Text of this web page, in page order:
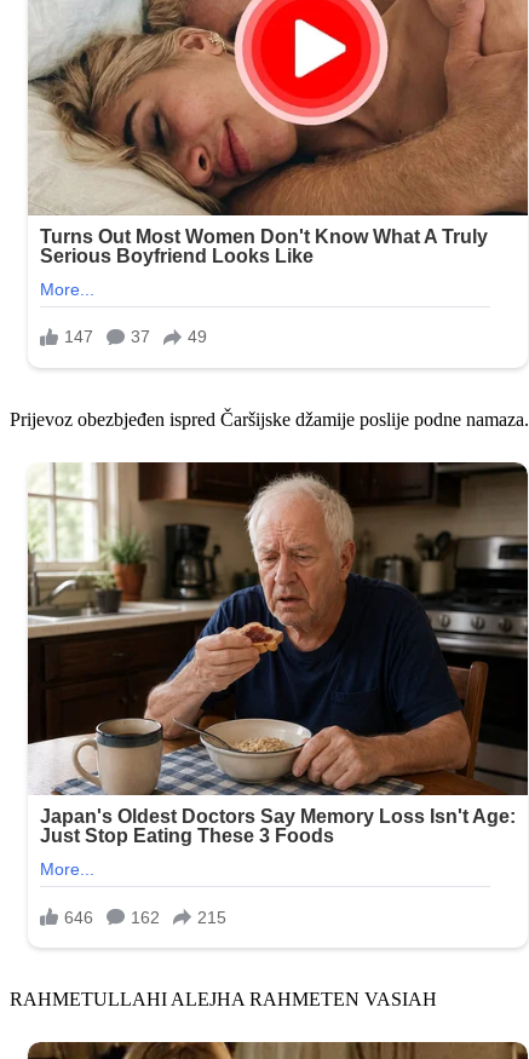
Prijevoz obezbjeđen ispred Čaršijske džamije poslije podne namaza.
RAHMETULLAHI ALEJHA RAHMETEN VASIAH